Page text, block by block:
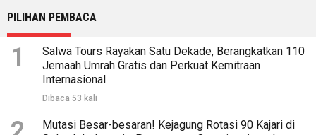
PILIHAN PEMBACA
1
Salwa Tours Rayakan Satu Dekade, Berangkatkan 110
Jemaah Umrah Gratis dan Perkuat Kemitraan
Internasional
Dibaca 53 kali
Mutasi Besar-besaran! Kejagung Rotasi 90 Kajari di